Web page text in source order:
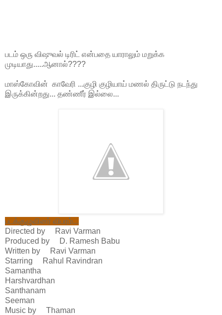
படம் ஒரு விஷுவல் டிரிட் என்பதை யாராலும் மறுக்க
முடியாது.....ஆனால்????
மாஸ்கோவின் காவேரி ...குழி குழியாய் மணல் திருட்டு நடந்து
இருக்கின்றது... தண்ணீர் இல்லை...
படக்குழுவினர் விபரம்...
Directed by Ravi Varman
Produced by D. Ramesh Babu
Written by Ravi Varman
Starring Rahul Ravindran
Samantha
Harshvardhan
Santhanam
Seeman
Music by Thaman